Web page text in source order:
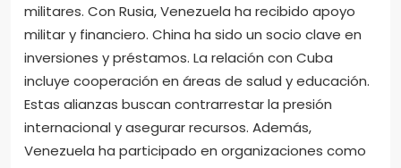
militares. Con Rusia, Venezuela ha recibido apoyo
militar y financiero. China ha sido un socio clave en
inversiones y préstamos. La relación con Cuba
incluye cooperación en áreas de salud y educación.
Estas alianzas buscan contrarrestar la presión
internacional y asegurar recursos. Además,
Venezuela ha participado en organizaciones como